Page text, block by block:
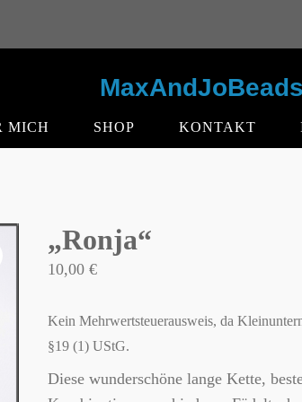
MaxAndJoBeads
MICH SHOP KONTAKT
„Ronja“
10,00 €
Kein Mehrwertsteuerausweis, da
§19 (1) UStG.
Diese wunderschöne lange Kette,